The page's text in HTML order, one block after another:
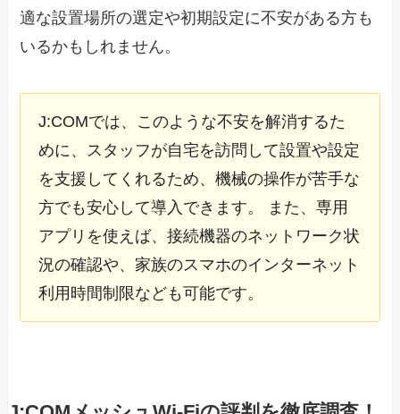
適な設置場所の選定や初期設定に不安がある方も
いるかもしれません。
J:COMでは、このような不安を解消するた
めに、スタッフが自宅を訪問して設置や設定
を支援してくれるため、機械の操作が苦手な
方でも安心して導入できます。 また、専用
アプリを使えば、接続機器のネットワーク状
況の確認や、家族のスマホのインターネット
利用時間制限なども可能です。